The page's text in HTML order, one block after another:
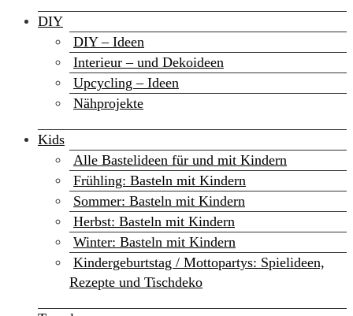
DIY
DIY – Ideen
Interieur – und Dekoideen
Upcycling – Ideen
Nähprojekte
Kids
Alle Bastelideen für und mit Kindern
Frühling: Basteln mit Kindern
Sommer: Basteln mit Kindern
Herbst: Basteln mit Kindern
Winter: Basteln mit Kindern
Kindergeburtstag / Mottopartys: Spielideen,
Rezepte und Tischdeko